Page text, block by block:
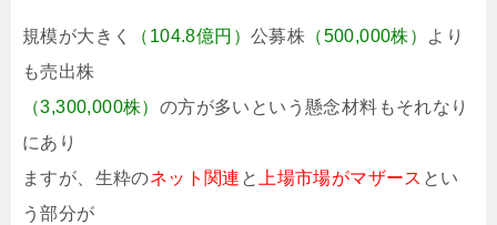
規模が大きく （104.8億円）公募株 （500,000株）
より
も売出株
（3,300,000株） の方が多いという懸念材料もそれなり
にあり
ますが、生粋のネット関連 と上場市場がマザース とい
う部分が